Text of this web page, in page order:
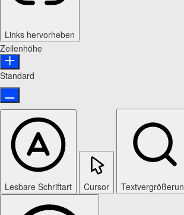
Links hervorheben
Zeilenhöhe
Standard
Lesbare Schriftart Cursor